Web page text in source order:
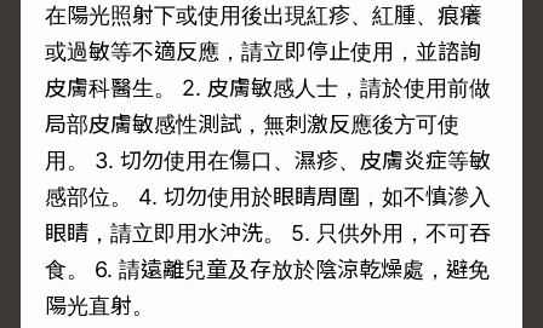
在陽光照射下或使用後出現紅疹、紅腫、痕癢
或過敏等不適反應，請立即停止使用，並諮詢
皮膚科醫生。 2. 皮膚敏感人士，請於使用前做
局部皮膚敏感性測試，無刺激反應後方可使
用。 3. 切勿使用在傷口、濕疹、皮膚炎症等敏
感部位。 4. 切勿使用於眼睛周圍，如不慎滲入
眼睛，請立即用水沖洗。 5. 只供外用，不可吞
食。 6. 請遠離兒童及存放於陰涼乾燥處，避免
陽光直射。